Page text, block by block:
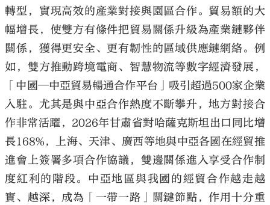
轉型，實現高效的產業對接與園區合作。貿易額的大
幅增長，使雙方有條件把貿易關係升級為產業鏈夥伴
關係，獲得更安全、更有韌性的區域供應鏈網絡。例
如，雙方推動跨境電商、智慧物流等數字經濟發展，
「中國─中亞貿易暢通合作平台」吸引超過500家企業
入駐。尤其是與中亞合作熱度不斷攀升，地方對接合
作非常活躍，2026年甘肅省對哈薩克斯坦出口同比增
長168%，上海、天津、廣西等地與中亞各國在經貿推
進會上簽署多項合作協議，雙邊關係進入享受合作制
度紅利的階段。中亞地區與我國的經貿合作越走越
實、越深，成為「一帶一路」關鍵節點，作用十分重